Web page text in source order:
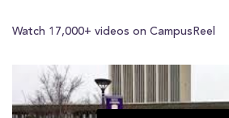
Watch 17,000+ videos on CampusReel